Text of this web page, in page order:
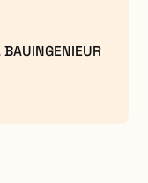
BAUINGENIEUR